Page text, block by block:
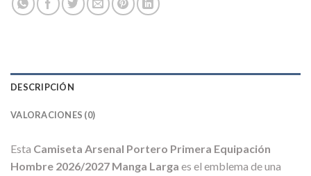
DESCRIPCIÓN
VALORACIONES (0)
Esta Camiseta Arsenal Portero Primera Equipación
Hombre 2026/2027 Manga Larga es el emblema de una